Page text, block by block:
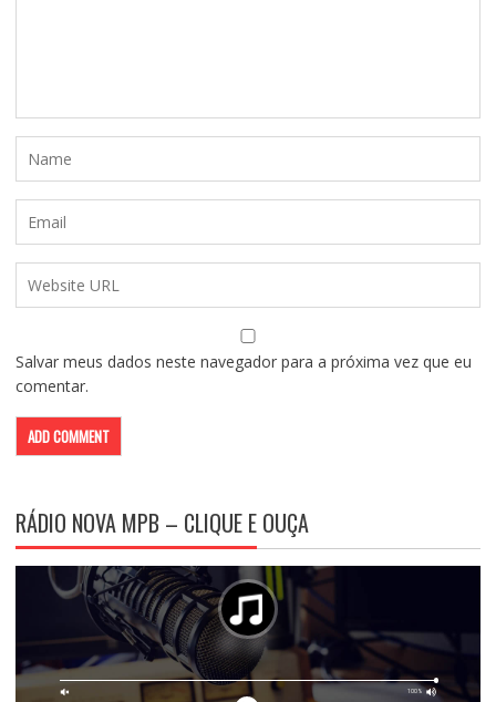
Salvar meus dados neste navegador para a próxima vez que eu
comentar.
RÁDIO NOVA MPB – CLIQUE E OUÇA